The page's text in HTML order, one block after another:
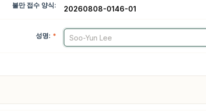
불만 접수 양식: 20260808-0146-01
성명: *